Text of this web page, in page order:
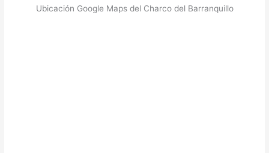
Ubicación Google Maps del Charco del Barranquillo